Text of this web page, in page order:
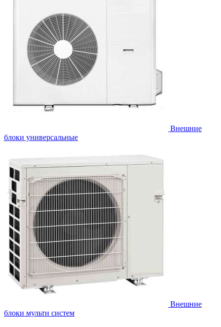
Внешние
блоки универсальные
Внешние
блоки мульти систем